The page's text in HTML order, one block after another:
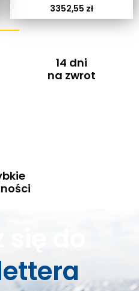
3352,55 zł
14 dni
na zwrot
do